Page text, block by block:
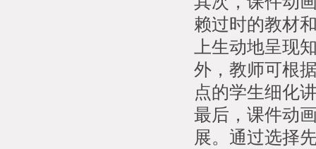
赖过时的教材
上生动地呈现
外，教师可根
点的学生细化
最后，课件动
展。通过选择